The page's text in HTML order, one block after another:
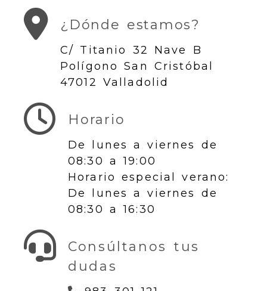
¿Dónde estamos?
C/ Titanio 32 Nave B
Polígono San Cristóbal
47012 Valladolid
Horario
De lunes a viernes de
08:30 a 19:00
Horario especial verano:
De lunes a viernes de
08:30 a 16:30
Consúltanos tus
dudas